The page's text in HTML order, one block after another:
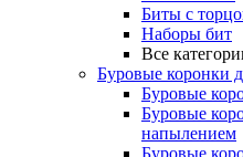
Биты с
Наборы бит
Все
Буровые коронки
Буровые
Буровые
напылением
Буровые